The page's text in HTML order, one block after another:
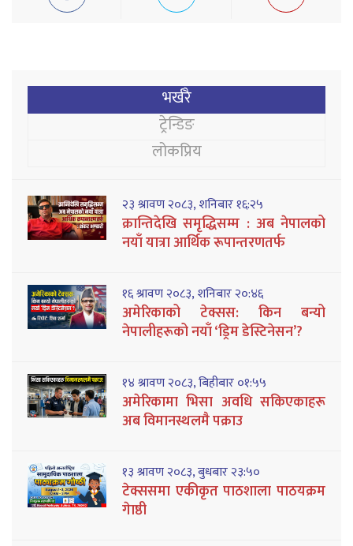
भर्खरै
ट्रेन्डिङ
लोकप्रिय
२३ श्रावण २०८३, शनिबार १६:२५
क्रान्तिदेखि समृद्धिसम्म : अब नेपालको
नयाँ यात्रा आर्थिक रूपान्तरणतर्फ
१६ श्रावण २०८३, शनिबार २०:४६
अमेरिकाको टेक्सस: किन बन्यो
नेपालीहरूको नयाँ ‘ड्रिम डेस्टिनेसन’?
१४ श्रावण २०८३, बिहीबार ०१:५५
अमेरिकामा भिसा अवधि सकिएकाहरू
अब विमानस्थलमै पक्राउ
१३ श्रावण २०८३, बुधबार २३:५०
टेक्ससमा एकीकृत पाठशाला पाठयक्रम
गेाष्ठी